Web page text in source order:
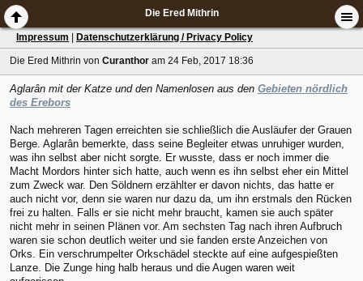
Die Ered Mithrin
Impressum Datenschutzerklärung / Privacy Policy
Die Ered Mithrin von Curanthor am 24 Feb, 2017 18:36
Aglarân mit der Katze und den Namenlosen aus den Gebieten nördlich
des Erebors
Nach mehreren Tagen erreichten sie schließlich die Ausläufer der Grauen
Berge. Aglarân bemerkte, dass seine Begleiter etwas unruhiger wurden,
was ihn selbst aber nicht sorgte. Er wusste, dass er noch immer die
Macht Mordors hinter sich hatte, auch wenn es ihn selbst eher ein Mittel
zum Zweck war. Den Söldnern erzählter er davon nichts, das hatte er
auch nicht vor, denn sie waren nur dazu da, um ihn erstmals den Rücken
frei zu halten. Falls er sie nicht mehr braucht, kamen sie auch später
nicht mehr in seinen Plänen vor. Am sechsten Tag nach ihren Aufbruch
waren sie schon deutlich weiter und sie fanden erste Anzeichen von
Orks. Ein verschrumpelter Orkschädel steckte auf eine aufgespießten
Lanze. Die Zunge hing halb heraus und die Augen waren weit